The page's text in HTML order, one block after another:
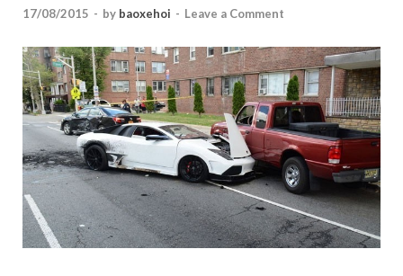
17/08/2015 - by baoxehoi - Leave a Comment